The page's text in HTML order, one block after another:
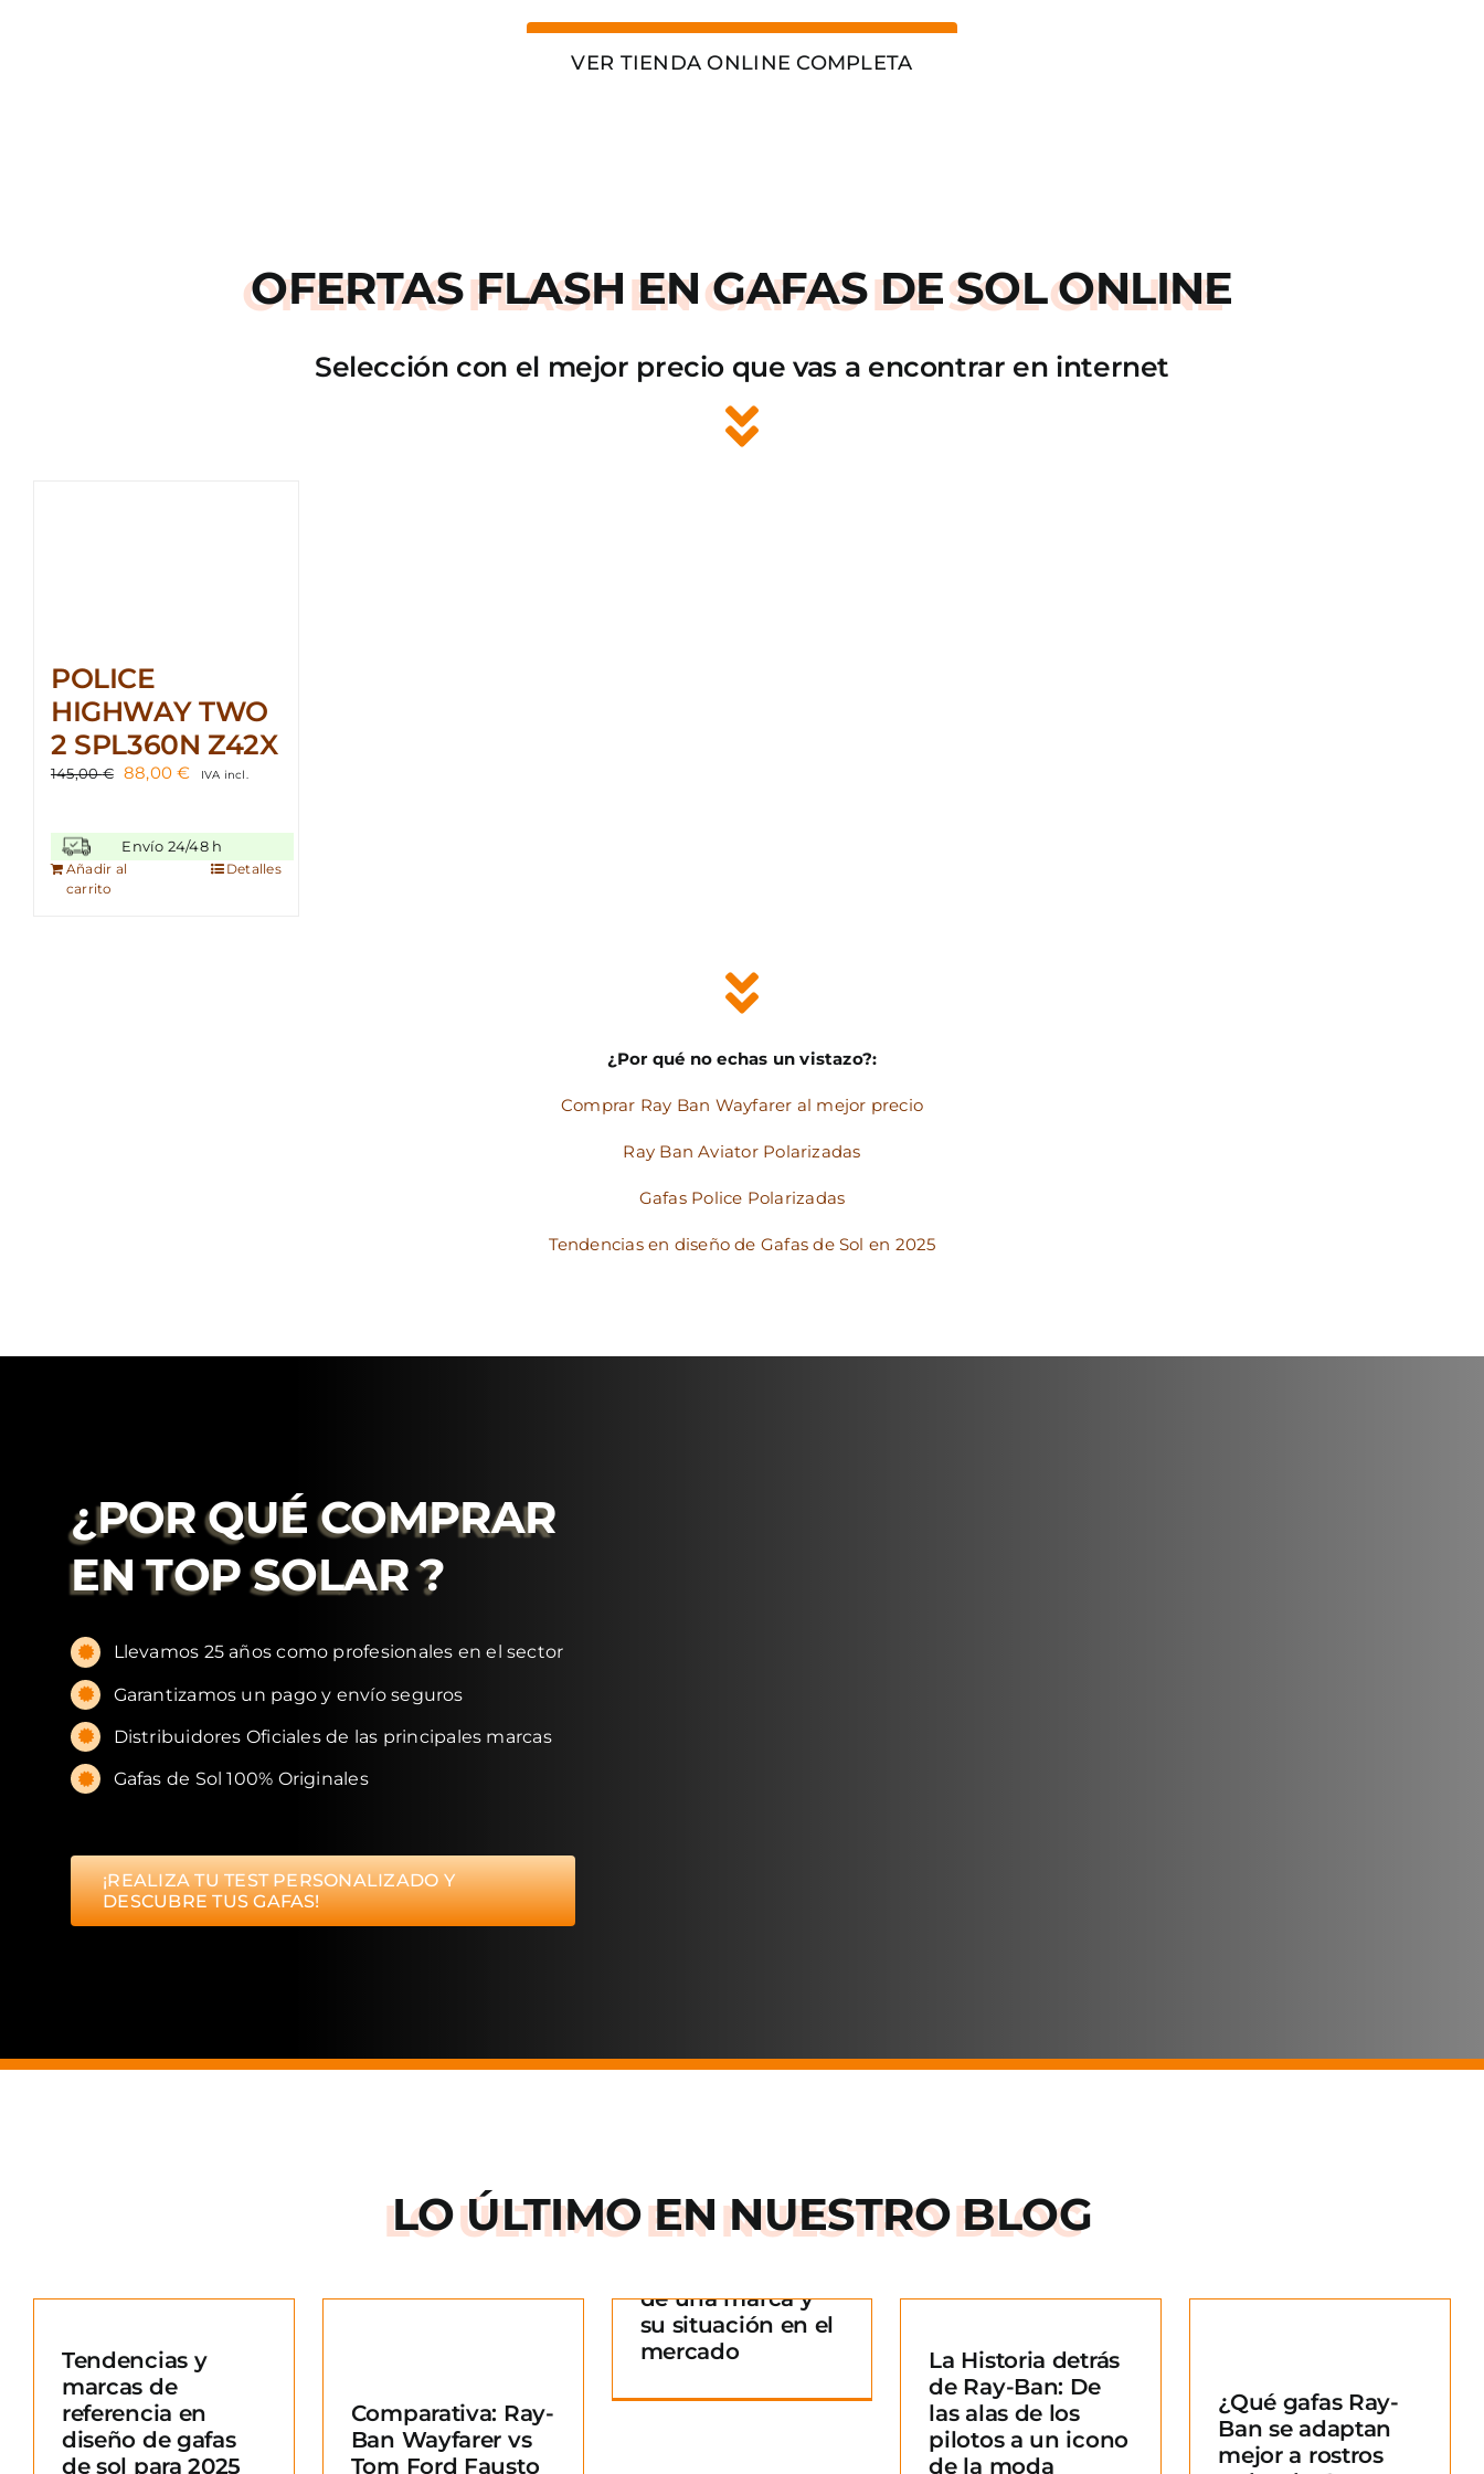
VER TIENDA ONLINE COMPLETA
OFERTAS FLASH EN GAFAS DE SOL ONLINE
Selección con el mejor precio que vas a encontrar en internet
POLICE
HIGHWAY TWO
2 SPL360N Z42X
145,00€ El
era:
145,00 €.
88,00€El
es:
88,00 €.
IVA incl.
Envío 24/48 h
Añadir al
carrito
Detalles
¿Por qué no echas un vistazo?:
Comprar Ray Ban Wayfarer al mejor precio
Ray Ban Aviator Polarizadas
Gafas Police Polarizadas
Tendencias en diseño de Gafas de Sol en 2025
¿POR QUÉ COMPRAR
EN TOP SOLAR ?
Llevamos 25 años como profesionales en el sector
Garantizamos un pago y envío seguros
Distribuidores Oficiales de las principales marcas
Gafas de Sol 100% Originales
¡REALIZA TU TEST PERSONALIZADO Y
DESCUBRE TUS GAFAS!
LO ÚLTIMO ENNUESTRO BLOG
Tendencias y
marcas de
referencia en
diseño de gafas
de sol para 2025
Comparativa: Ray-
Ban Wayfarer vs
Tom Ford Fausto
Comparativa: Ray-
Ban Wayfarer vs
Tom Ford Fausto
mercado
de una marca y
su situación en el
mercado
La Historia detrás
de Ray-Ban: De las
La Historia detrás
de Ray-Ban: De
las alas de los
pilotos a un icono
de la moda
¿Qué gafas Ray-
Ban se adaptan
mejor a rostros
redondos?
¿Qué gafas Ray-
Ban se adaptan
mejor a rostros